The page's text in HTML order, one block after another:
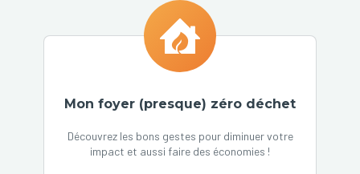
Mon foyer (presque) zéro déchet
Découvrez les bons gestes pour diminuer votre
impact et aussi faire des économies !